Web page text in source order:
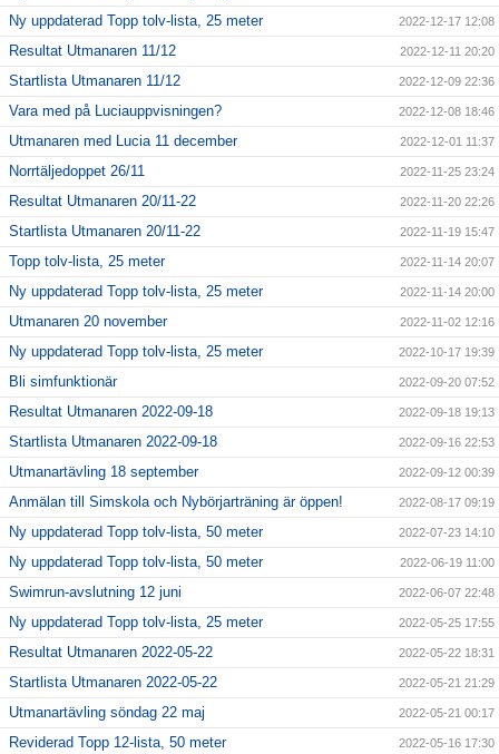
Ny uppdaterad Topp tolv-lista, 25 meter 2022-12-17 12:08
Resultat Utmanaren 11/12 2022-12-11 20:20
Startlista Utmanaren 11/12 2022-12-09 22:36
Vara med på Luciauppvisningen? 2022-12-08 18:46
Utmanaren med Lucia 11 december 2022-12-01 11:37
Norrtäljedoppet 26/11 2022-11-25 23:24
Resultat Utmanaren 20/11-22 2022-11-20 22:26
Startlista Utmanaren 20/11-22 2022-11-19 15:47
Topp tolv-lista, 25 meter 2022-11-14 20:07
Ny uppdaterad Topp tolv-lista, 25 meter 2022-11-14 20:00
Utmanaren 20 november 2022-11-02 12:16
Ny uppdaterad Topp tolv-lista, 25 meter 2022-10-17 19:39
Bli simfunktionär 2022-09-20 07:52
Resultat Utmanaren 2022-09-18 2022-09-18 19:13
Startlista Utmanaren 2022-09-18 2022-09-16 22:53
Utmanartävling 18 september 2022-09-12 00:39
Anmälan till Simskola och Nybörjarträning är öppen! 2022-08-17 09:19
Ny uppdaterad Topp tolv-lista, 50 meter 2022-07-23 14:10
Ny uppdaterad Topp tolv-lista, 50 meter 2022-06-19 11:00
Swimrun-avslutning 12 juni 2022-06-07 22:48
Ny uppdaterad Topp tolv-lista, 25 meter 2022-05-25 17:55
Resultat Utmanaren 2022-05-22 2022-05-22 18:31
Startlista Utmanaren 2022-05-22 2022-05-21 21:29
Utmanartävling söndag 22 maj 2022-05-21 00:17
Reviderad Topp 12-lista, 50 meter 2022-05-16 17:30